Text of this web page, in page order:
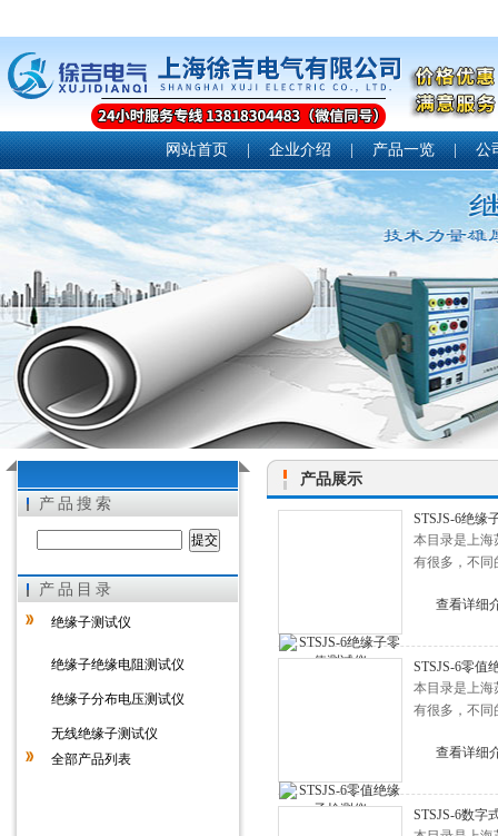
上海徐吉电气有限公司
网站首页 | 企业介绍 | 产品一览 | 公
产品搜索
产品目录
绝缘子测试仪
绝缘子绝缘电阻测试仪
绝缘子分布电压测试仪
无线绝缘子测试仪
全部产品列表
产品展示
STSJS-6绝缘
本目录是上海
有很多，不同
查看详细
STSJS-6零值
本目录是上海
有很多，不同
查看详细
STSJS-6数字